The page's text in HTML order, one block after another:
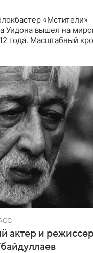
«Мстители»
Уидона вышел на
года. Масштабный
актер и